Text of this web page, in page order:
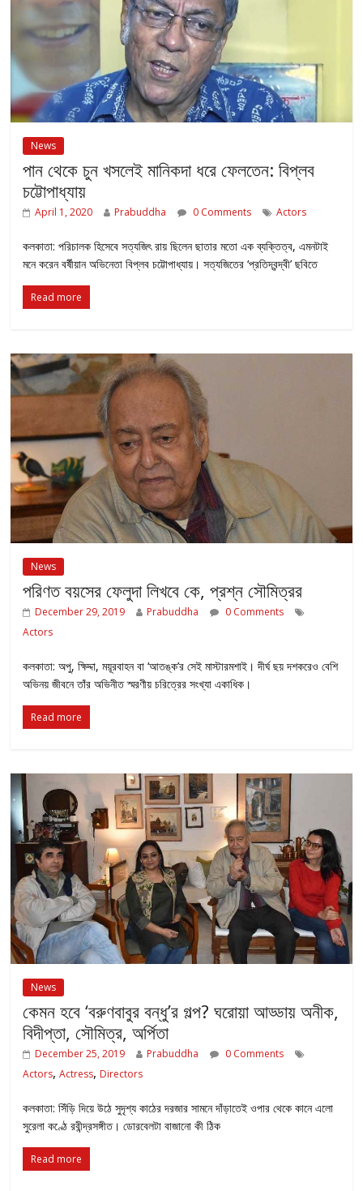
News
পান থেকে চুন খসলেই মানিকদা ধরে ফেলতেন: বিপ্লব
চট্টোপাধ্যায়
April 1, 2020 Prabuddha 0 Comments Actors
কলকাতা: পরিচালক হিসেবে সত্যজিৎ রায় ছিলেন ছাতার মতো এক ব্যক্তিত্ব, এমনটাই
মনে করেন বর্ষীয়ান অভিনেতা বিপ্লব চট্টোপাধ্যায়। সত্যজিতের ‘প্রতিদ্বন্দ্বী’ ছবিতে
Read more
News
পরিণত বয়সের ফেলুদা লিখবে কে, প্রশ্ন সৌমিত্রর
December 29, 2019 Prabuddha
0 Comments
Actors
কলকাতা: অপু, ক্ষিদ্দা, ময়ূরবাহন বা ‘আতঙ্ক’র সেই মাস্টারমশাই। দীর্ঘ ছয় দশকরেও বেশি
অভিনয় জীবনে তাঁর অভিনীত স্মরণীয় চরিত্রের সংখ্যা একাধিক।
Read more
News
কেমন হবে ‘বরুণবাবুর বন্ধু’র গল্প? ঘরোয়া আড্ডায় অনীক,
বিদীপ্তা, সৌমিত্র, অর্পিতা
December 25, 2019 Prabuddha
0 Comments
Actors,Actress, Directors
কলকাতা: সিঁড়ি দিয়ে উঠে সুদৃশ্য কাঠের দরজার সামনে দাঁড়াতেই ওপার থেকে কানে এলো
সুরেলা কণ্ঠে রবীন্দ্রসঙ্গীত। ডোরবেলটা বাজানো কী ঠিক
Read more